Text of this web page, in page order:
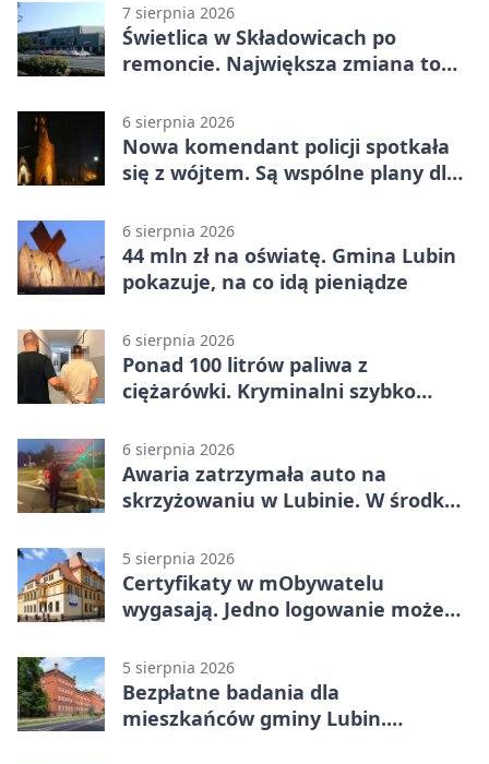
7 sierpnia 2026
Świetlica w Składowicach po
remoncie. Największa zmiana to
6 sierpnia 2026
Nowa komendant policji spotkała
się z wójtem. Są wspólne plany dla
6 sierpnia 2026
44 mln zł na oświatę. Gmina Lubin
pokazuje, na co idą pieniądze
6 sierpnia 2026
Ponad 100 litrów paliwa z
ciężarówki. Kryminalni szybko
6 sierpnia 2026
Awaria zatrzymała auto na
skrzyżowaniu w Lubinie. W środku
5 sierpnia 2026
Certyfikaty w mObywatelu
wygasają. Jedno logowanie może
5 sierpnia 2026
Bezpłatne badania dla
mieszkańców gminy Lubin.